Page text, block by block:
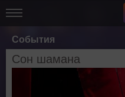
События
Сон шамана